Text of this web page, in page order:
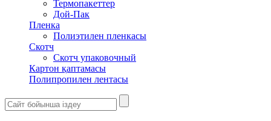
Термопакеттер
Дой-Пак
Пленка
Полиэтилен пленкасы
Скотч
Скотч упаковочный
Картон қаптамасы
Полипропилен лентасы